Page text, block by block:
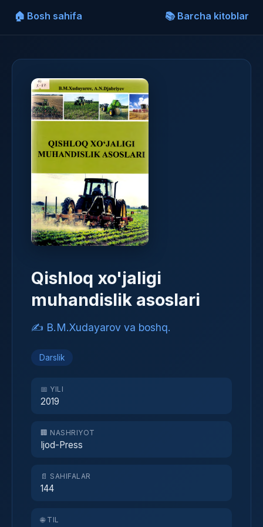
🏠 Bosh sahifa 📚 Barcha kitoblar
Qishloq xo'jaligi
muhandislik asoslari
✍️ B.M.Xudayarov va boshq.
Darslik
📅 YILI
2019
🏢 NASHRIYOT
Ijod-Press
📄 SAHIFALAR
144
🌐 TIL